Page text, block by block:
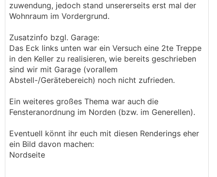
zuwendung, jedoch stand unsererseits erst mal der
Wohnraum im Vordergrund.
Zusatzinfo bzgl. Garage:
Das Eck links unten war ein Versuch eine 2te Treppe
in den Keller zu realisieren, wie bereits geschrieben
sind wir mit Garage (vorallem
Abstell-/Gerätebereich) noch nicht zufrieden.
Ein weiteres großes Thema war auch die
Fensteranordnung im Norden (bzw. im Generellen).
Eventuell könnt ihr euch mit diesen Renderings eher
ein Bild davon machen:
Nordseite